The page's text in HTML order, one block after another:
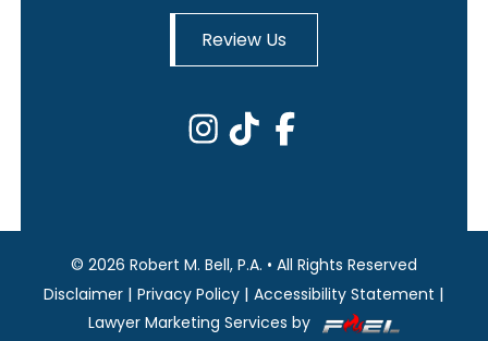
Review Us
© 2026 Robert M. Bell, P.A. • All Rights Reserved
Disclaimer | Privacy Policy | Accessibility Statement |
Lawyer Marketing Services by